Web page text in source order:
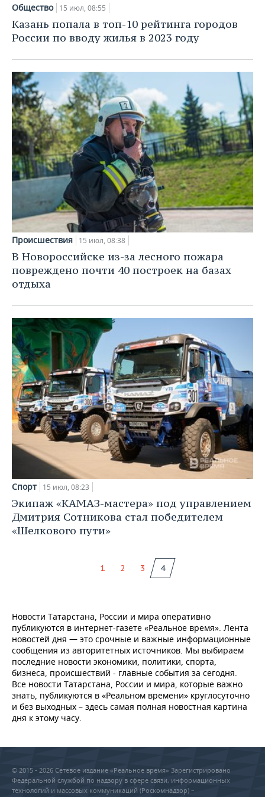
НЕФТЕХИМИЯ
НЕФТЬ
ОПК
ЭНЕРГЕТИКА
РОЗНИЧНАЯ ТОРГОВЛЯ
УСЛУГИ
НОВОСТИ ТЕХНОЛОГИЙ
МЕДИА
ТЕЛЕКОММУНИКАЦИИ
МЕРОПРИЯТИЯ
ВЫЕЗДНАЯ РЕДАКЦИЯ
БИЗНЕС-БРАНЧИ
ONLINE-КОНФЕРЕНЦИИ
ОТКРЫТАЯ ЛЕКЦИЯ
НОВОСТИ СПОРТА
ФУТБОЛ
ХОККЕЙ
БАСКЕТБОЛ
ВОЛЕЙБОЛ
КИБЕРСПОРТ
ФИГУРНОЕ КАТАНИЕ
ВОДНЫЕ ВИДЫ СПОРТА
ОБЩЕСТВО
НОВОСТИ ОБЩЕСТВА
ВЛАСТЬ
ИНФРАСТРУКТУРА
ИСТОРИЯ
КУЛЬТУРА
МЕДИЦИНА
ОБРАЗОВАНИЕ
ФОТОГАЛЕРЕЯ
СЮЖЕТЫ
СПРАВОЧНИК
СПИСОК ПЕРСОН
СПИСОК КОМПАНИЙ
ПОЛНАЯ ВЕРСИЯ
Общество 15 июл, 08:55
Казань попала в топ-10 рейтинга городов
России по вводу жилья в 2023 году
Происшествия 15 июл, 08:38
В Новороссийске из-за лесного пожара
повреждено почти 40 построек на базах
отдыха
Спорт 15 июл, 08:23
Экипаж «КАМАЗ-мастера» под управлением
Дмитрия Сотникова стал победителем
«Шелкового пути»
1 2 3 4
Новости Татарстана, России и мира оперативно
публикуются в интернет-газете «Реальное время». Лента
новостей дня — это срочные и важные информационные
сообщения из авторитетных источников. Мы выбираем
последние новости экономики, политики, спорта,
бизнеса, происшествий - главные события за сегодня.
Все новости Татарстана, России и мира, которые важно
знать, публикуются в «Реальном времени» круглосуточно
и без выходных – здесь самая полная новостная картина
дня к этому часу.
© 2015 - 2026 Сетевое издание «Реальное время» Зарегистрировано
Федеральной службой по надзору в сфере связи, информационных
технологий и массовых коммуникаций (Роскомнадзор) –